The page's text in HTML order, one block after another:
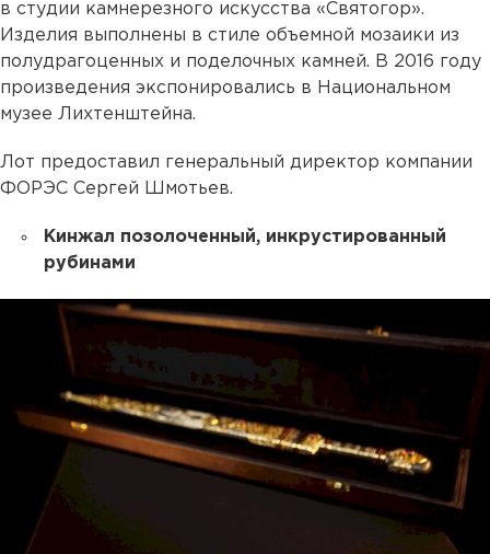
в студии камнерезного искусства «Святогор».
Изделия выполнены в стиле объемной мозаики из
полудрагоценных и поделочных камней. В 2016 году
произведения экспонировались в Национальном
музее Лихтенштейна.
Лот предоставил генеральный директор компании
ФОРЭС Сергей Шмотьев.
Кинжал позолоченный, инкрустированный
рубинами